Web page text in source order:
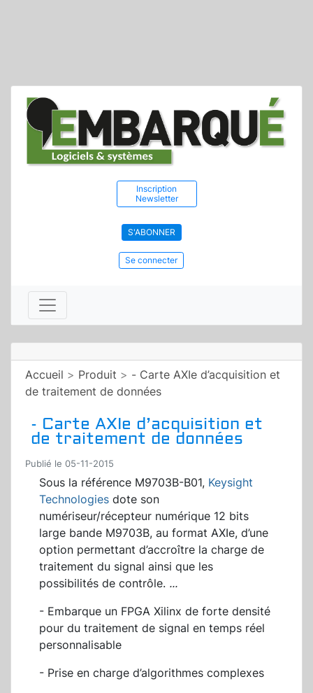
Inscription
Newsletter
S'ABONNER
Se connecter
Accueil > Produit > - Carte AXIe d’acquisition et
de traitement de données
- Carte AXIe d’acquisition et
de traitement de données
Publié le 05-11-2015
Sous la référence M9703B-B01, Keysight
Technologies dote son
numériseur/récepteur numérique 12 bits
large bande M9703B, au format AXIe, d’une
option permettant d’accroître la charge de
traitement du signal ainsi que les
possibilités de contrôle. ...
- Embarque un FPGA Xilinx de forte densité
pour du traitement de signal en temps réel
personnalisable
- Prise en charge d’algorithmes complexes